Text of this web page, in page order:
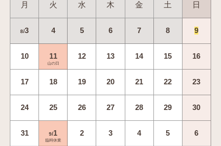
月 火 水 木 金 土 日
8/3 4 5 6 7 8 9
10 11
山の日
12 13 14 15 16
17 18 19 20 21 22 23
24 25 26 27 28 29 30
31 9/1
臨時休業
2 3 4 5 6